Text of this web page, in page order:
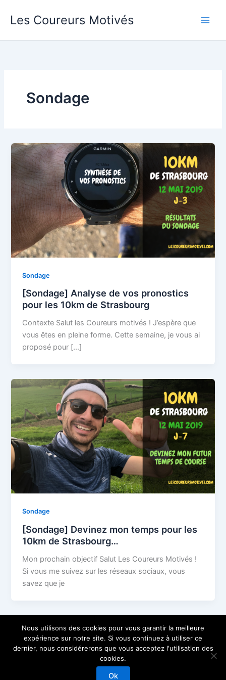
Les Coureurs Motivés
Sondage
Sondage
[Sondage] Analyse de vos pronostics
pour les 10km de Strasbourg
Contexte Salut les Coureurs motivés ! J’espère que
vous êtes en pleine forme. Cette semaine, je vous ai
proposé pour […]
Sondage
[Sondage] Devinez mon temps pour les
10km de Strasbourg…
Mon prochain objectif Salut Les Coureurs Motivés !
Si vous me suivez sur les réseaux sociaux, vous
savez que je
Copyright © 2026 Les Coureurs Motivés
Nous utilisons des cookies pour vous garantir la meilleure
expérience sur notre site. Si vous continuez à utiliser ce
dernier, nous considérerons que vous acceptez l'utilisation des
cookies.
Ok